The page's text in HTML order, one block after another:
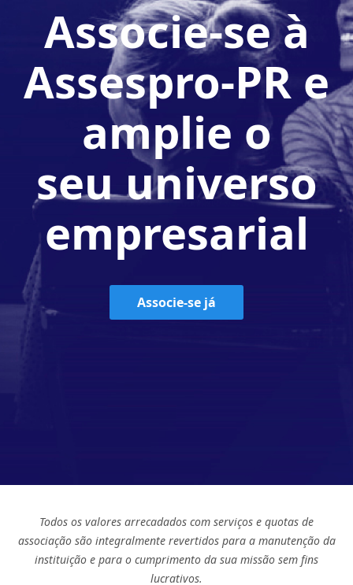
Associe-se à
Assespro-PR e
amplie o
seu universo
empresarial
Associe-se já
Todos os valores arrecadados com serviços e quotas de
associação são integralmente revertidos para a manutenção da
instituição e para o cumprimento da sua missão sem fins
lucrativos.